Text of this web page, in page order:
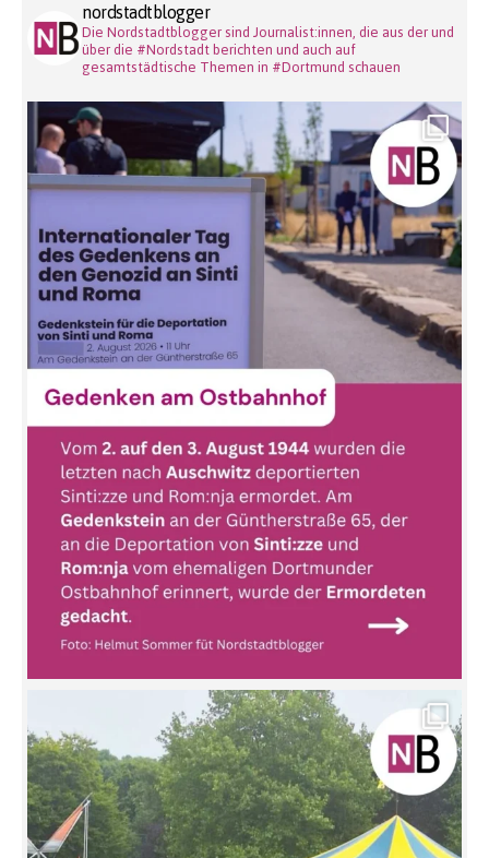
nordstadtblogger
Die Nordstadtblogger sind Journalist:innen, die aus der und
über die #Nordstadt berichten und auch auf
gesamtstädtische Themen in #Dortmund schauen